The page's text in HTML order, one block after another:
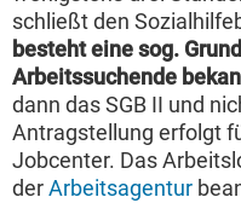
schließt den
besteht eine sog.
Arbeitssuchende
dann das SGB II und
Antragstellung erfolgt
Jobcenter. Das
derArbeitsagentur